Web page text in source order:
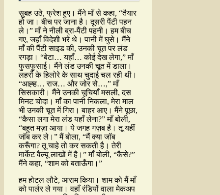
सुबह उठे, फ्रेश हुए। मैंने माँ से कहा, “तैयार
हो जा। बीच पर जाना है। दूसरी पैंटी पहन
ले।” माँ ने नीली ब्रा-पैंटी पहनी। हम बीच
गए, जहाँ विदेशी भरे थे। पानी में घुसे। मैंने
माँ की पैंटी साइड की, उनकी चूत पर लंड
रगड़ा। “बेटा… यहाँ… कोई देख लेगा,” माँ
फुसफुसाई। मैंने लंड उनकी चूत में डाला।
लहरों के हिलोरे के साथ चुदाई चल रही थी।
“आह्ह… राज… और जोर से…,” माँ
सिसकारी। मैंने उनकी चूचियाँ मसली, दस
मिनट चोदा। माँ का पानी निकला, मेरा माल
भी उनकी चूत में गिरा। बाहर आए। मैंने पूछा,
“कैसा लगा मेरा लंड यहाँ लेना?” माँ बोली,
“बहुत मज़ा आया। ये जगह गज़ब है। तू यहीं
जॉब कर ले।” मैं बोला, “मैं क्या जॉब
करूँगा? तू चाहे तो कर सकती है। तेरी
मार्केट वैल्यू लाखों में है।” माँ बोली, “कैसे?”
मैंने कहा, “शाम को बताऊँगा।”
हम होटल लौटे, आराम किया। शाम को मैं माँ
को पार्लर ले गया। वहाँ रंडियों वाला मेकअप